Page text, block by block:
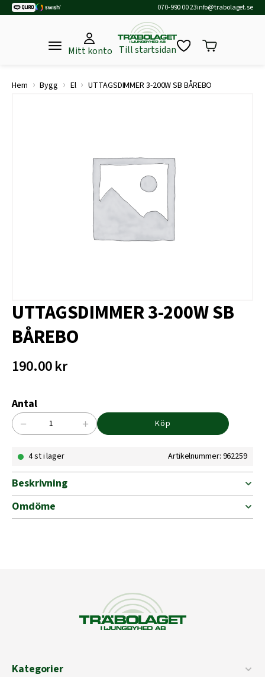
070-990 00 23info@trabolaget.se
Mitt konto Till startsidan
Hem › Bygg › El › UTTAGSDIMMER 3-200W SB BÅREBO
UTTAGSDIMMER 3-200W SB
BÅREBO
190.00kr
Antal
UTTAGSDIMMER
200W
BÅREBO
− + Köp
4 st i lager Artikelnummer: 962259
Beskrivning
Omdöme
Kategorier